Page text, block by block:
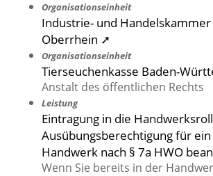
Organisationseinheit
Industrie- und
Oberrhein ➚
Organisationseinheit
Tierseuchenkasse Baden-
Anstalt des öffentlichen Rechts
Leistung
Eintragung in die
Ausübungsberechtigung für
Handwerk nach § 7a HWO
Wenn Sie bereits in der